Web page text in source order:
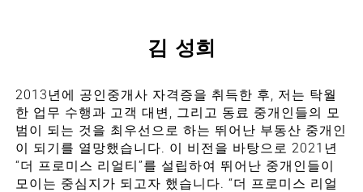
김 성희
2013년에 공인중개사 자격증을 취득한 후, 저는 탁월
한 업무 수행과 고객 대변, 그리고 동료 중개인들의 모
범이 되는 것을 최우선으로 하는 뛰어난 부동산 중개인
이 되기를 열망했습니다. 이 비전을 바탕으로 2021년
“더 프로미스 리얼티”를 설립하여 뛰어난 중개인들이
모이는 중심지가 되고자 했습니다. “더 프로미스 리얼